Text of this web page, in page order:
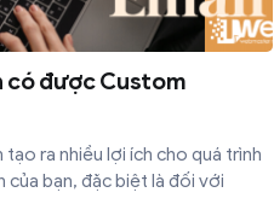
có được Custom
ra nhiều lợi ích cho quá trình
bạn, đặc biệt là đối với